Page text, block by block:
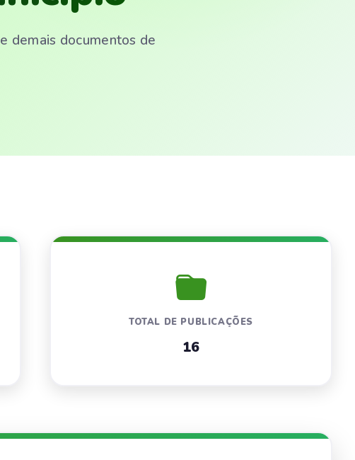
demais documentos de
TOTAL DE PUBLICAÇÕES
16